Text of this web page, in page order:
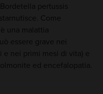
pertussis
Come
una malattia
essere grave nei
e nei primi mesi di vita) e
ed encefalopatia.